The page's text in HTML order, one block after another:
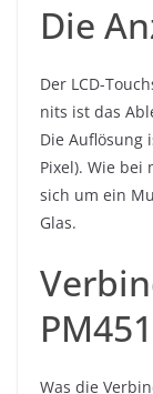
Die
Der LCD-
nits ist das
Die Auflösung
Pixel). Wie
sich um ein
Glas.
PM451
Was die